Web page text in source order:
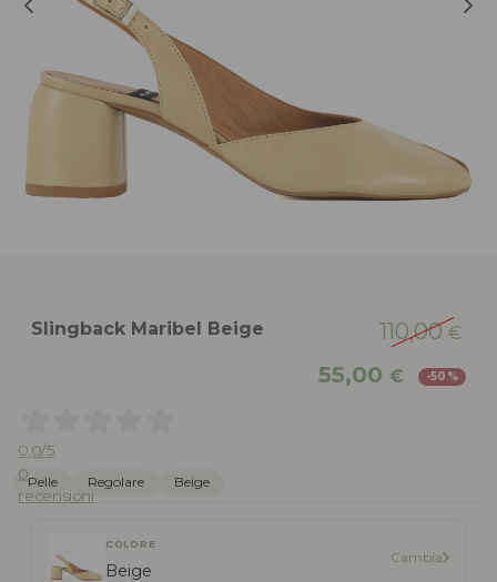
Slingback Maribel Beige 110,00€
prezzo
55,00 € -50%
0,0/5
0
recensioni
Pelle Regolare Beige
COLORE
Beige
Cambia